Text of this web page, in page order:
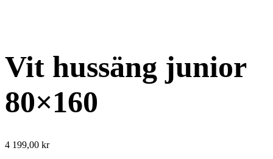
Vit hussäng junior
80×160
4 199,00 kr